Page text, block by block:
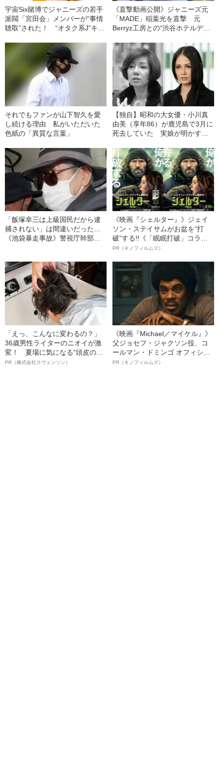
宇宙Six賭博でジャニーズの若手
派閥「宮田会」メンバーが“事情
聴取”された！ “オタク系J”キス
《直撃動画公開》ジャニーズ元
「MADE」稲葉光を直撃 元
Berryz工房との“渋谷ホテルデー
て聞いた！
それでもファンが山下智久を愛
し続ける理由 私がいただいた
色紙の「異質な言葉」
【独自】昭和の大女優・小川真
由美（享年86）が鹿児島で3月に
死去していた 実娘が明かす
「飯塚幸三は上級国民だから逮
捕されない」は間違いだった…
《池袋暴走事故》警視庁幹部が
《映画『シェルター』》ジェイ
ソン・ステイサムがお盆を“打
破”する!!《「眠眠打破」コラ
ボ》
PR（キノフィルムズ）
「えっ、こんなに変わるの？」
36歳男性ライターのニオイが激
変！ 夏場に気になる“頭皮のニ
オイ”や“ベタつき”を解消す
PR（株式会社スヴェンソン）
《映画『Michael／マイケル』》
父ジョセフ・ジャクソン役、コ
ールマン・ドミンゴ オフィシャ
ルインタビュー“観客を魅了した
PR（キノフィルムズ）